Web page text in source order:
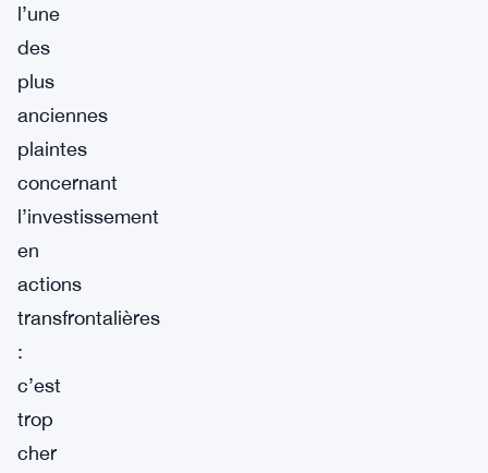
l’une
des
plus
anciennes
plaintes
concernant
l’investissement
en
actions
transfrontalières
:
c’est
trop
cher